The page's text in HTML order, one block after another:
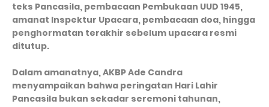
teks Pancasila, pembacaan Pembukaan UUD 1945,
amanat Inspektur Upacara, pembacaan doa, hingga
penghormatan terakhir sebelum upacara resmi
ditutup.
Dalam amanatnya, AKBP Ade Candra
menyampaikan bahwa peringatan Hari Lahir
Pancasila bukan sekadar seremoni tahunan,